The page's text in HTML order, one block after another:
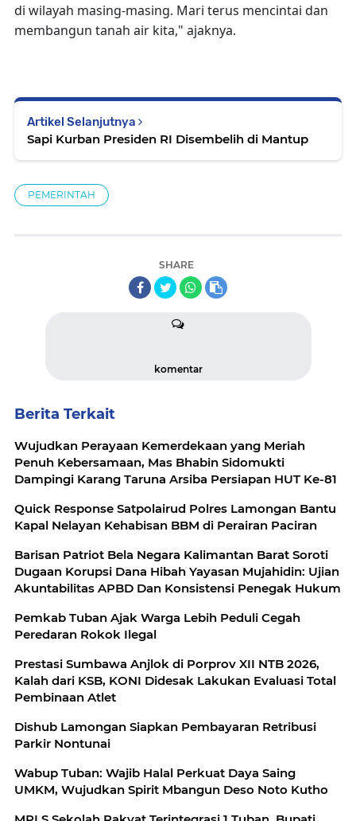
di wilayah masing-masing. Mari terus mencintai dan
membangun tanah air kita," ajaknya.
Artikel Selanjutnya
Sapi Kurban Presiden RI Disembelih di Mantup
PEMERINTAH
SHARE
komentar
Berita Terkait
Wujudkan Perayaan Kemerdekaan yang Meriah
Penuh Kebersamaan, Mas Bhabin Sidomukti
Dampingi Karang Taruna Arsiba Persiapan HUT Ke-81
Quick Response Satpolairud Polres Lamongan Bantu
Kapal Nelayan Kehabisan BBM di Perairan Paciran
Barisan Patriot Bela Negara Kalimantan Barat Soroti
Dugaan Korupsi Dana Hibah Yayasan Mujahidin: Ujian
Akuntabilitas APBD Dan Konsistensi Penegak Hukum
Pemkab Tuban Ajak Warga Lebih Peduli Cegah
Peredaran Rokok Ilegal
Prestasi Sumbawa Anjlok di Porprov XII NTB 2026,
Kalah dari KSB, KONI Didesak Lakukan Evaluasi Total
Pembinaan Atlet
Dishub Lamongan Siapkan Pembayaran Retribusi
Parkir Nontunai
Wabup Tuban: Wajib Halal Perkuat Daya Saing
UMKM, Wujudkan Spirit Mbangun Deso Noto Kutho